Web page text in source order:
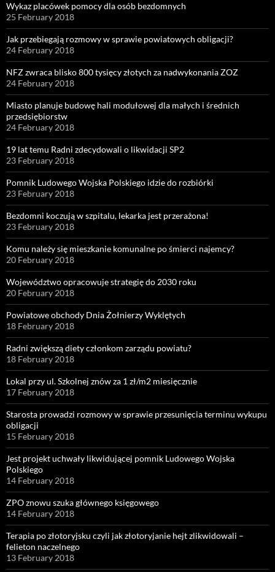
Wykaz placówek pomocy dla osób bezdomnych
25 February 2018
Jak przebiegają rozmowy w sprawie powiatowych obligacji?
24 February 2018
NFZ zwraca blisko 800 tysięcy złotych za nadwykonania ZOZ
24 February 2018
Miasto planuje budowę hali modułowej dla małych i średnich
przedsiębiorstw
24 February 2018
19 lat temu Radni zdecydowali o likwidacji SP2
23 February 2018
Pomnik Ludowego Wojska Polskiego idzie do rozbiórki
23 February 2018
Bezdomni koczują w szpitalu, lekarka jest przerażona!
23 February 2018
Komu należy się mieszkanie komunalne po śmierci najemcy?
20 February 2018
Województwo opracowuje strategię do 2030 roku
20 February 2018
Powiatowe obchody Dnia Żołnierzy Wyklętych
18 February 2018
Radni zwiększą diety członkom zarządu powiatu?
18 February 2018
Lokal przy ul. Szkolnej znów za 1 zł/m2 miesięcznie
17 February 2018
Starosta prowadzi rozmowy w sprawie przesunięcia terminu wykupu
obligacji
15 February 2018
Jest projekt uchwały likwidującej pomnik Ludowego Wojska
Polskiego
14 February 2018
ZPO znowu szuka głównego księgowego
14 February 2018
Terapia po złotoryjsku czyli jak złotoryjanie hejt zlikwidowali –
felieton naczelnego
13 February 2018